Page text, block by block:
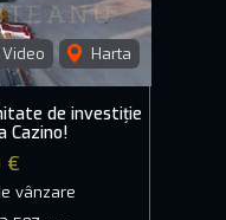
Video Harta
de investiție
Cazino!
€
vânzare